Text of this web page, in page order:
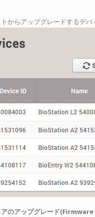
からアップグレードするデバ
アのアップグレード